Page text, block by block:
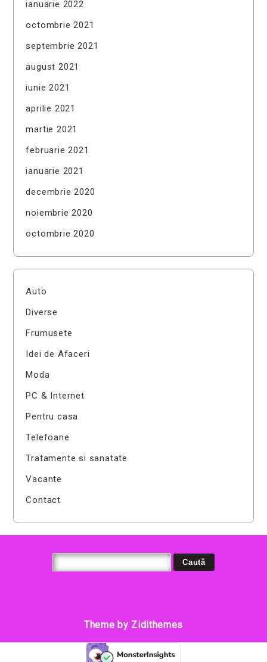
ianuarie 2022
octombrie 2021
septembrie 2021
august 2021
iunie 2021
aprilie 2021
martie 2021
februarie 2021
ianuarie 2021
decembrie 2020
noiembrie 2020
octombrie 2020
Auto
Diverse
Frumusete
Idei de Afaceri
Moda
PC & Internet
Pentru casa
Telefoane
Tratamente si sanatate
Vacante
Contact
Theme by Zidithemes